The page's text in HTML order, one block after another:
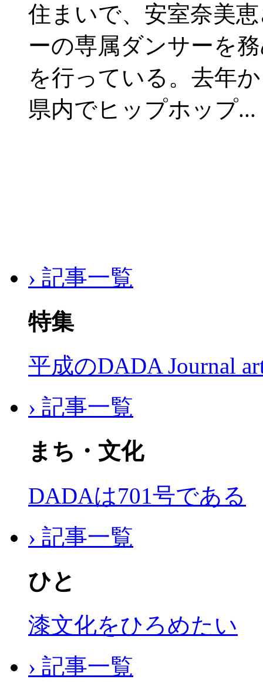
住まいで、安室奈美
ーの専属ダンサーを
を行っている。去年
県内でヒップホッ
› 記事一覧
特集
平成のDADA Journal
› 記事一覧
まち・文化
DADAは701号である
› 記事一覧
ひと
漆文化をひろめたい
› 記事一覧